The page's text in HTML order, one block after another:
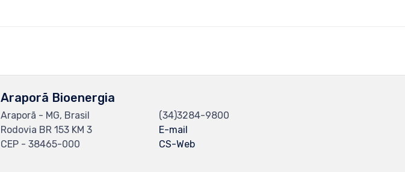
Araporã Bioenergia
Araporã - MG, Brasil
Rodovia BR 153 KM 3
CEP - 38465-000
(34)3284-9800
E-mail
CS-Web